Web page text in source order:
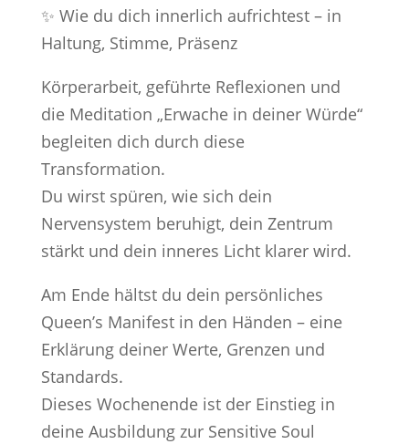
✨ Wie du dich innerlich aufrichtest – in
Haltung, Stimme, Präsenz
Körperarbeit, geführte Reflexionen und
die Meditation „Erwache in deiner Würde“
begleiten dich durch diese
Transformation.
Du wirst spüren, wie sich dein
Nervensystem beruhigt, dein Zentrum
stärkt und dein inneres Licht klarer wird.
Am Ende hältst du dein persönliches
Queen’s Manifest in den Händen – eine
Erklärung deiner Werte, Grenzen und
Standards.
Dieses Wochenende ist der Einstieg in
deine Ausbildung zur Sensitive Soul